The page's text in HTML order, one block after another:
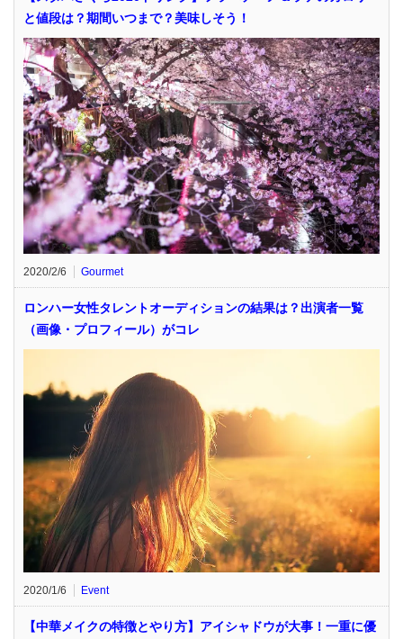
と値段は？期間いつまで？美味しそう！
2020/2/6 Gourmet
ロンハー女性タレントオーディションの結果は？出演者一覧
（画像・プロフィール）がコレ
2020/1/6 Event
【中華メイクの特徴とやり方】アイシャドウが大事！一重に優